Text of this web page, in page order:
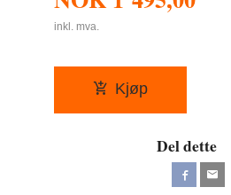
inkl. mva.
Kjøp
Del dette